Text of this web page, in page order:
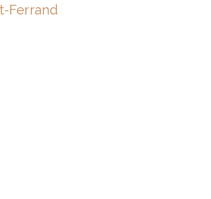
Ferrand